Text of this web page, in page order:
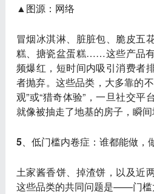
▲图源：网络
冒烟冰淇淋、脏脏包、脆皮五
糕、搪瓷盆蛋糕……这些产品
频爆红，短时间内吸引消费者
者抛弃。这些品类，大多靠的
观”或“猎奇体验”，一旦社交平
就像被抽走了地基的房子，瞬
5、低门槛内卷症：谁都能做，
土家酱香饼、掉渣饼，以及近
这些品类的共同问题是——门